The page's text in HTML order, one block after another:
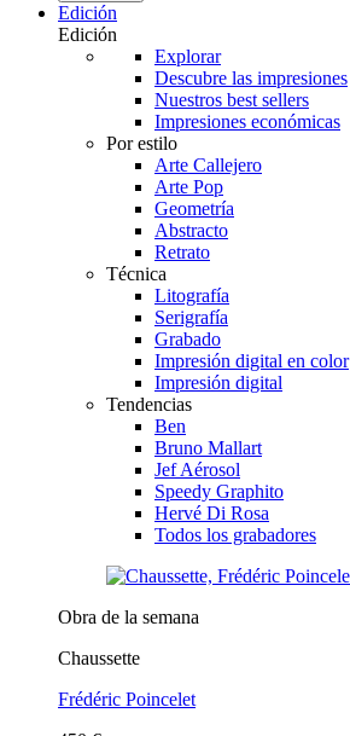
Edición
Edición
Explorar
Descubre las impresiones
Nuestros best sellers
Impresiones económicas
Por estilo
Arte Callejero
Arte Pop
Geometría
Abstracto
Retrato
Técnica
Litografía
Serigrafía
Grabado
Impresión digital en color
Impresión digital
Tendencias
Ben
Bruno Mallart
Jef Aérosol
Speedy Graphito
Hervé Di Rosa
Todos los grabadores
Obra de la semana
Chaussette
Frédéric Poincelet